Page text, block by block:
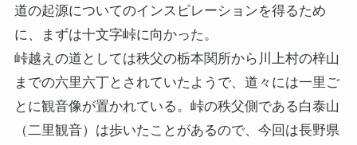
道の起源についてのインスピレーションを得るため
に、まずは十文字峠に向かった。
峠越えの道としては秩父の栃本関所から川上村の梓山
までの六里六丁とされていたようで、道々には一里ご
とに観音像が置かれている。峠の秩父側である白泰山
（二里観音）は歩いたことがあるので、今回は長野県